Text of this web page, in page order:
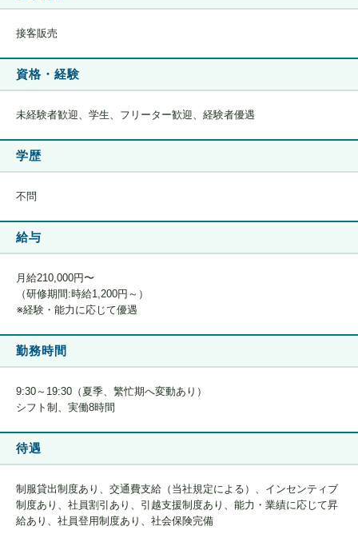
接客販売
資格・経験
未経験者歓迎、学生、フリーター歓迎、経験者優遇
学歴
不問
給与
月給210,000円〜
（研修期間:時給1,200円～）
※経験・能力に応じて優遇
勤務時間
9:30～19:30（夏季、繁忙期へ変動あり）
シフト制、実働8時間
待遇
制服貸出制度あり、交通費支給（当社規定による）、インセンティブ
制度あり、社員割引あり、引越支援制度あり、能力・業績に応じて昇
給あり、社員登用制度あり、社会保険完備